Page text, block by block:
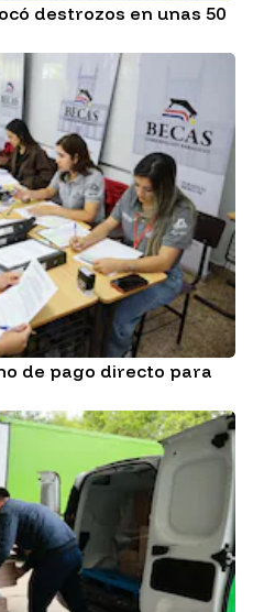
destrozos en unas 50
de pago directo para